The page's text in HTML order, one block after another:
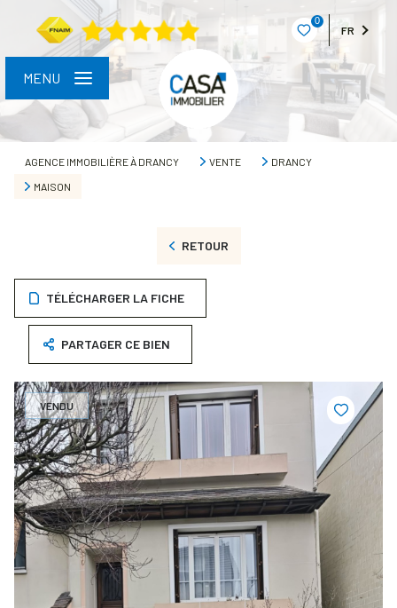
0
FR
MENU
AGENCE IMMOBILIÈRE À DRANCY VENTE
DRANCY
MAISON
RETOUR
TÉLÉCHARGER LA FICHE
PARTAGER CE BIEN
VENDU